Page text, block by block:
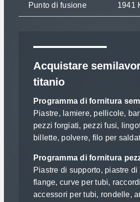
Punto di fusione 1941
Acquistare
titanio
Programma di fornitura
Piastre, lamiere, pellicole,
pezzi forgiati, pezzi fusi,
billette, polvere, filo per
Programma di fornitura
Piastre di supporto, piastre di
flange, curve per tubi,
accessori per tubi, rondelle,